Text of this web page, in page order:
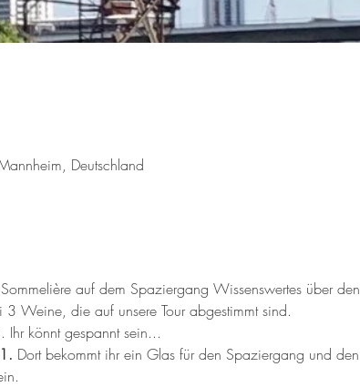
Deutschland
auf dem Spaziergang Wissenswertes über den
Weine, die auf unsere Tour abgestimmt sind.
könnt gespannt sein...
Dort bekommt ihr ein Glas für den Spaziergang und den